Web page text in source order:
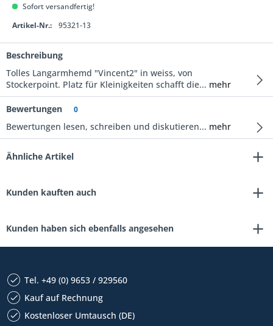
Sofort versandfertig!
Artikel-Nr.:
95321-13
Beschreibung
Tolles Langarmhemd "Vincent2" in weiss, von
Stockerpoint. Platz für Kleinigkeiten schafft die... mehr
Bewertungen 0
Bewertungen lesen, schreiben und diskutieren... mehr
Ähnliche Artikel
Kunden kauften auch
Kunden haben sich ebenfalls angesehen
Tel. +49 (0) 9653 / 929560
Kauf auf Rechnung
Kostenloser Umtausch (DE)